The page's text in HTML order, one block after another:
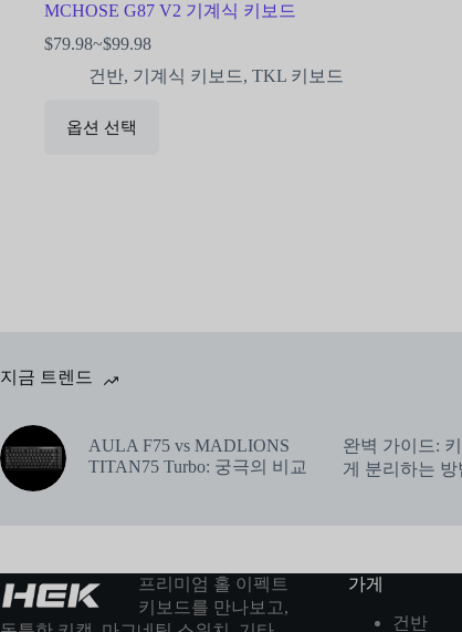
MCHOSE G87 V2 기계식 키보드
$79.98~$99.98
건반, 기계식 키보드, TKL 키보드
옵션 선택
지금 트렌드
AULA F75 vs MADLIONS
TITAN75 Turbo: 궁극의 비교
완벽 가이드:
게 분리하는 방
프리미엄 홀 이펙트
키보드를 만나보고,
가게
건반